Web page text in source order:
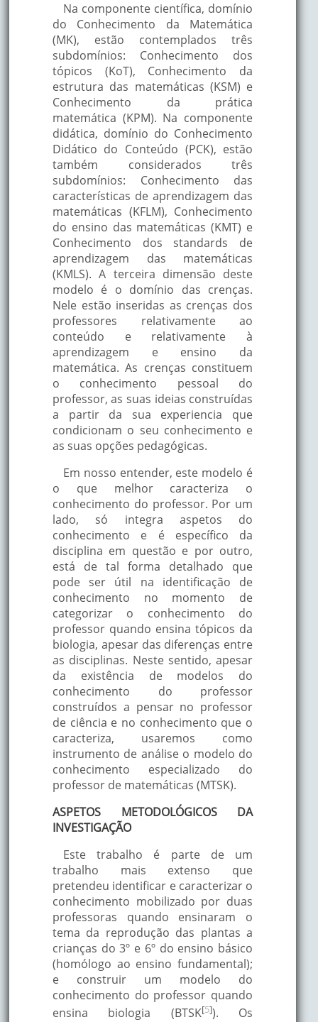
Na componente científica, domínio
do Conhecimento da Matemática
(MK), estão contemplados três
subdomínios: Conhecimento dos
tópicos (KoT), Conhecimento da
estrutura das matemáticas (KSM) e
Conhecimento da prática
matemática (KPM). Na componente
didática, domínio do Conhecimento
Didático do Conteúdo (PCK), estão
também considerados três
subdomínios: Conhecimento das
características de aprendizagem das
matemáticas (KFLM), Conhecimento
do ensino das matemáticas (KMT) e
Conhecimento dos standards de
aprendizagem das matemáticas
(KMLS). A terceira dimensão deste
modelo é o domínio das crenças.
Nele estão inseridas as crenças dos
professores relativamente ao
conteúdo e relativamente à
aprendizagem e ensino da
matemática. As crenças constituem
o conhecimento pessoal do
professor, as suas ideias construídas
a partir da sua experiencia que
condicionam o seu conhecimento e
as suas opções pedagógicas.
Em nosso entender, este modelo é
o que melhor caracteriza o
conhecimento do professor. Por um
lado, só integra aspetos do
conhecimento e é específico da
disciplina em questão e por outro,
está de tal forma detalhado que
pode ser útil na identificação de
conhecimento no momento de
categorizar o conhecimento do
professor quando ensina tópicos da
biologia, apesar das diferenças entre
as disciplinas. Neste sentido, apesar
da existência de modelos do
conhecimento do professor
construídos a pensar no professor
de ciência e no conhecimento que o
caracteriza, usaremos como
instrumento de análise o modelo do
conhecimento especializado do
professor de matemáticas (MTSK).
ASPETOS METODOLÓGICOS DA
INVESTIGAÇÃO
Este trabalho é parte de um
trabalho mais extenso que
pretendeu identificar e caracterizar o
conhecimento mobilizado por duas
professoras quando ensinaram o
tema da reprodução das plantas a
crianças do 3º e 6º do ensino básico
(homólogo ao ensino fundamental);
e construir um modelo do
conhecimento do professor quando
ensina biologia (BTSK[5]). Os